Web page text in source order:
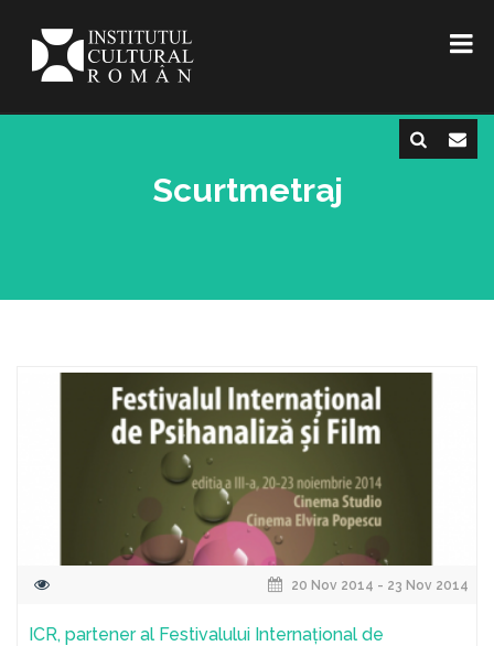
Scurtmetraj
20 Nov 2014 - 23 Nov 2014
ICR, partener al Festivalului Internațional de